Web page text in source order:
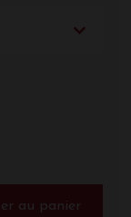
au panier